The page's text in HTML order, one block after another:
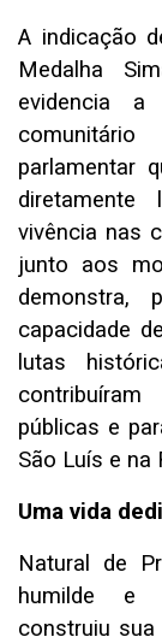
A indicação
Medalha
evidencia
parlamentar
vivência nas
junto aos
demonstra,
capacidade
lutas
públicas e
São Luís e na
Uma vida
Natural de
humilde e
construiu